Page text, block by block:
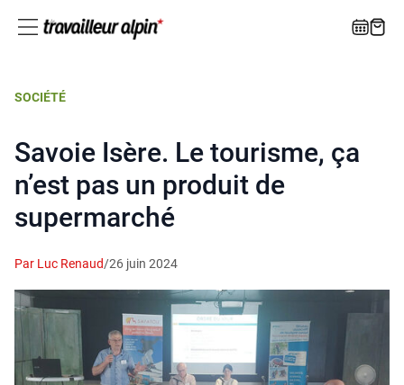
SOCIÉTÉ
Savoie Isère. Le tourisme, ça
n’est pas un produit de
supermarché
Par Luc Renaud/26 juin 2024